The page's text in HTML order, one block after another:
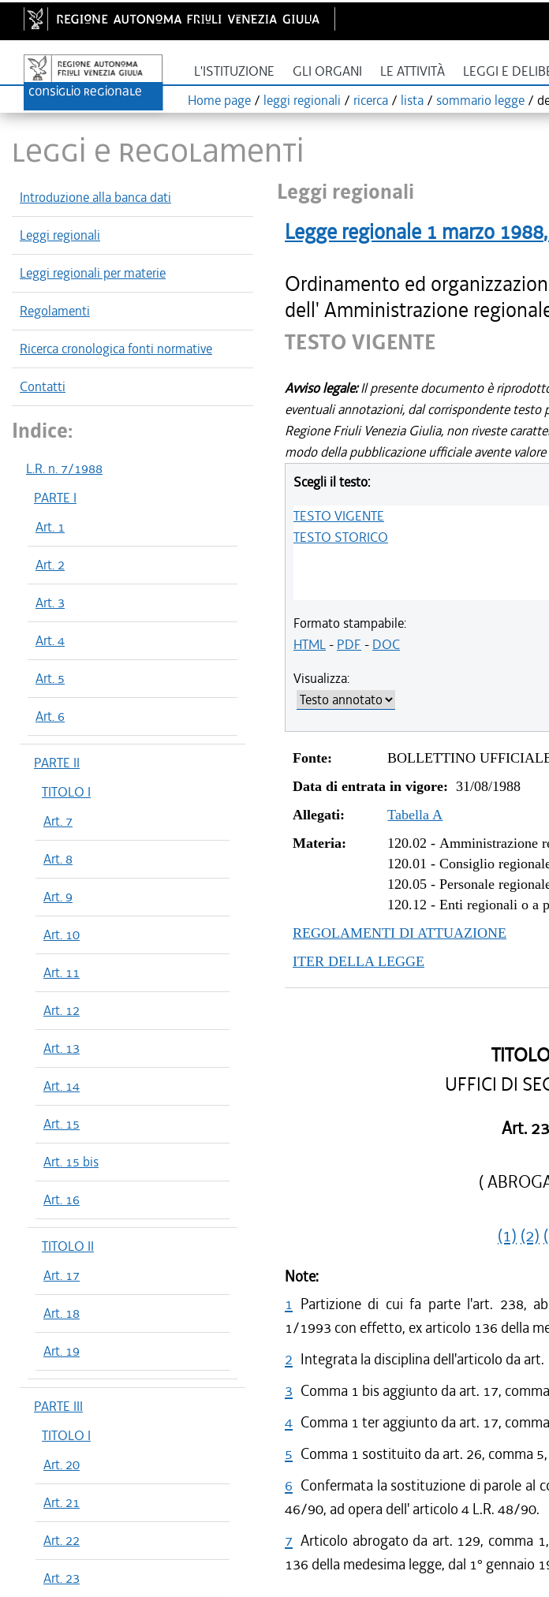
L'ISTITUZIONE GLI ORGANI LE ATTIVITÀ LEGGI E
Home page / leggi regionali / ricerca / lista / sommario legge /
LEGGI E REGOLAMENTI
Introduzione alla banca dati
Leggi regionali
Leggi regionali per materie
Regolamenti
Ricerca cronologica fonti normative
Contatti
Indice:
L.R. n. 7/1988
PARTE I
Art. 1
Art. 2
Art. 3
Art. 4
Art. 5
Art. 6
PARTE II
TITOLO I
Art. 7
Art. 8
Art. 9
Art. 10
Art. 11
Art. 12
Art. 13
Art. 14
Art. 15
Art. 15 bis
Art. 16
TITOLO II
Art. 17
Art. 18
Art. 19
PARTE III
TITOLO I
Art. 20
Art. 21
Art. 22
Art. 23
Leggi regionali
Legge regionale 1 marzo 1988
Ordinamento ed
dell' Amministrazione
TESTO VIGENTE
Avviso legale:Il presente documento è
eventuali annotazioni, dal corrispondente
Regione Friuli Venezia Giulia, non riveste
modo della pubblicazione ufficiale avente valore
Scegli il testo:
TESTO VIGENTE
TESTO STORICO
Formato stampabile:
HTML- PDF - DOC
Visualizza:
Fonte:
BOLLETTINO
Data di entrata in vigore: 31/08/1988
Allegati:
Tabella A
Materia:
120.02 -Amministrazione
120.01 -Consiglio
120.05 -Personale
120.12 -Enti regionali o a
REGOLAMENTI DI ATTUAZIONE
ITER DELLA LEGGE
UFFICI DI
Art.
(
(1) (2)
Note:
1 Partizione di cui fa parte l'art. 238,
1/1993 con effetto, ex articolo 136 della
2 Integrata la disciplina dell'articolo da
3 Comma 1 bis aggiunto da art. 17,
4 Comma 1 ter aggiunto da art. 17,
5 Comma 1 sostituito da art. 26, comma
6 Confermata la sostituzione di parole al
46/90, ad opera dell' articolo 4 L.R. 48/90.
7 Articolo abrogato da art. 129, comma
136 della medesima legge, dal 1° gennaio